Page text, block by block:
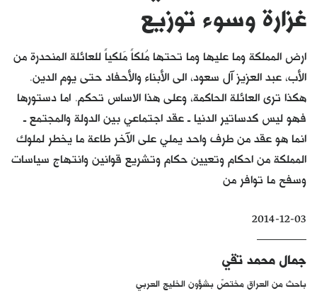
مواضيع
فكرة
دفاتر
بالصورة
كتّابنا
الأرشيف
غزارة وسوء توزيع
ارض المملكة وما عليها وما تحتها مُلكاً مَلكياً للعائلة المنحدرة من
الأب، عبد العزيز آل سعود، الى الأبناء والأحفاد حتى يوم الدين.
هكذا ترى العائلة الحاكمة، وعلى هذا الاساس تحكم. اما دستورها
فهو ليس كدساتير الدنيا ـ عقد اجتماعي بين الدولة والمجتمع ـ
انما هو عقد من طرف واحد يملي على الآخر طاعة ما يخطر لملوك
المملكة من احكام وتعيين حكام وتشريع قوانين وانتهاج سياسات
وسفح ما توافر من
2014-12-03
جمال محمد تقي
باحث من العراق مختصّ بشؤون الخليج العربي